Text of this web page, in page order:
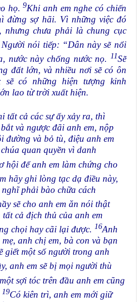
họ.9Khi anh em nghe có chiến
đừng sợ hãi. Vì những việc đó
nhưng chưa phải là chung cục
nói tiếp: “Dân này sẽ nổi
nước này chống nước nọ.
11Sẽ
đất lớn, và nhiều nơi sẽ có ôn
sẽ có những hiện tượng kinh
lao từ trời xuất hiện.
tất cả các sự ấy xảy ra, thì
và ngược đãi anh em, nộp
đường và bỏ tù, điệu anh em
quan quyền vì danh
hội để anh em làm chứng cho
hãy ghi lòng tạc dạ điều này,
phải bào chữa cách
sẽ cho anh em ăn nói thật
cả địch thủ của anh em
chọi hay cãi lại được.16Anh
anh chị em, bà con và bạn
giết một số người trong anh
anh em sẽ bị mọi người thù
sợi tóc trên đầu anh em cũng
19Có kiên trì, anh em mới giữ